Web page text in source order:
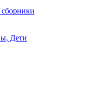
Дети